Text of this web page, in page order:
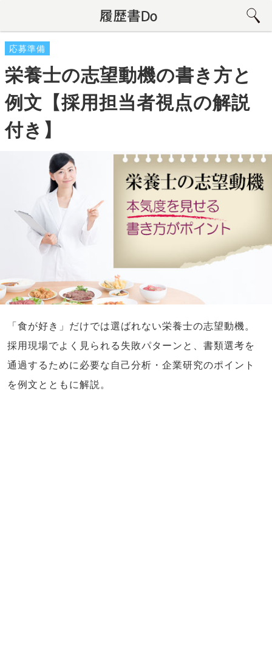
応募準備
栄養士の志望動機の書き方と
例文【採用担当者視点の解説
付き】
「食が好き」だけでは選ばれない栄養士の志望動機。
採用現場でよく見られる失敗パターンと、書類選考を
通過するために必要な自己分析・企業研究のポイント
を例文とともに解説。